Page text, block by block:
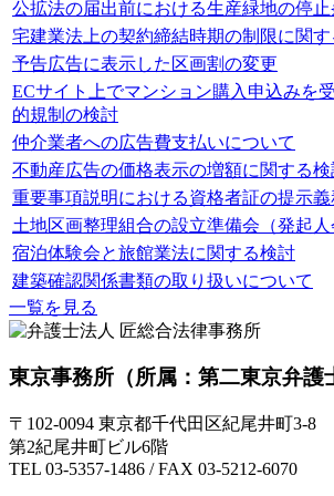
公拡法の届出前における生産緑地の停
宅建業法上の契約締結時期の制限に関
予告広告に表示した区画割の変更
ECサイト上でマンション購入申込みを
的規制の検討
仲介業者への広告費支払いについて
不動産広告の価格表示の増額に関する検
重要事項説明における資格者証の提示義
土地区画整理組合の設立準備会（発起
宿泊体験会と旅館業法に関する検討
建築確認関係書類の取り扱いについて
一覧を見る
東京事務所 （所属：第二東京弁護
〒102-0094 東京都千代田区紀尾井町3-8
第2紀尾井町ビル6階
TEL 03-5357-1486 / FAX 03-5212-6070